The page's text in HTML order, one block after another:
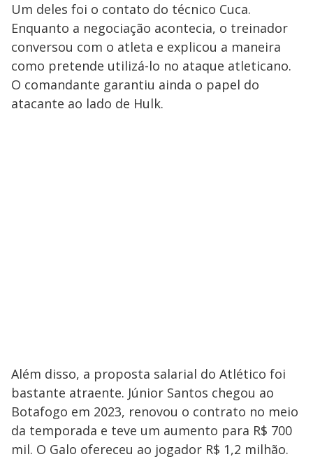
Um deles foi o contato do técnico Cuca.
Enquanto a negociação acontecia, o treinador
conversou com o atleta e explicou a maneira
como pretende utilizá-lo no ataque atleticano.
O comandante garantiu ainda o papel do
atacante ao lado de Hulk.
Além disso, a proposta salarial do Atlético foi
bastante atraente. Júnior Santos chegou ao
Botafogo em 2023, renovou o contrato no meio
da temporada e teve um aumento para R$ 700
mil. O Galo ofereceu ao jogador R$ 1,2 milhão.